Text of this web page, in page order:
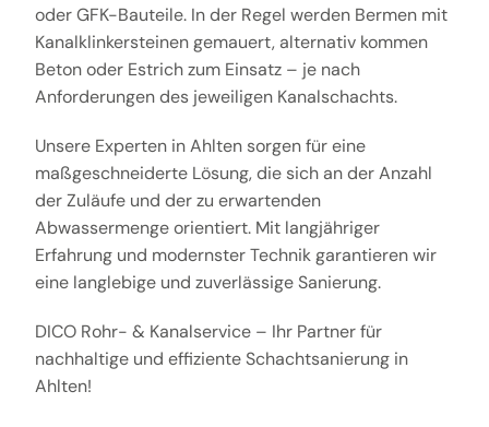
oder GFK-Bauteile. In der Regel werden Bermen mit
Kanalklinkersteinen gemauert, alternativ kommen
Beton oder Estrich zum Einsatz – je nach
Anforderungen des jeweiligen Kanalschachts.
Unsere Experten in Ahlten sorgen für eine
maßgeschneiderte Lösung, die sich an der Anzahl
der Zuläufe und der zu erwartenden
Abwassermenge orientiert. Mit langjähriger
Erfahrung und modernster Technik garantieren wir
eine langlebige und zuverlässige Sanierung.
DICO Rohr- & Kanalservice – Ihr Partner für
nachhaltige und effiziente Schachtsanierung in
Ahlten!